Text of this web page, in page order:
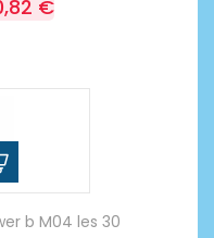
€
b M04 les 30